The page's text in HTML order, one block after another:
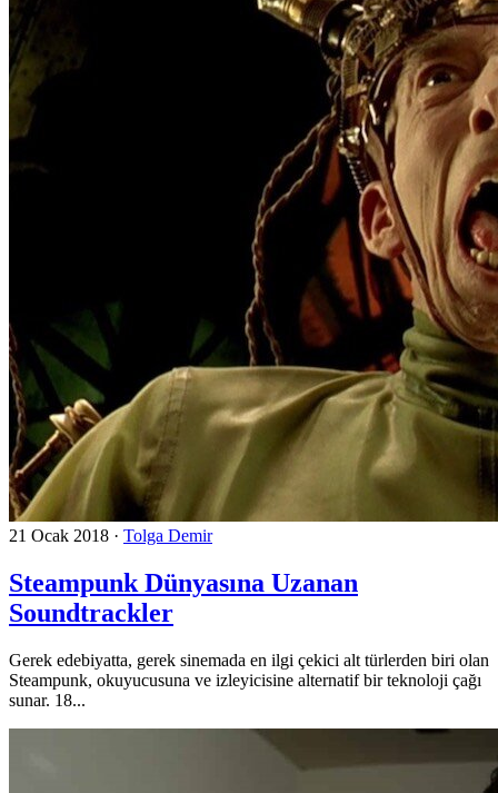
21 Ocak 2018 · Tolga Demir
Steampunk Dünyasına Uzanan
Soundtrackler
Gerek edebiyatta, gerek sinemada en ilgi çekici alt türlerden biri olan
Steampunk, okuyucusuna ve izleyicisine alternatif bir teknoloji çağı
sunar. 18...